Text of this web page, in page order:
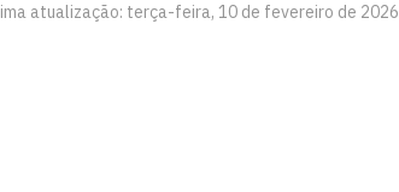
atualização: terça-feira, 10 de fevereiro de 2026